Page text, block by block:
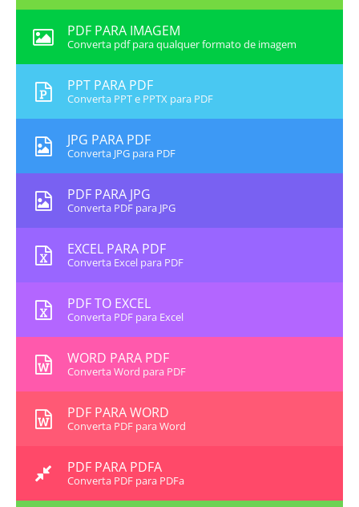
PDF PARA IMAGEM
Converta pdf para qualquer formato de imagem
PPT PARA PDF
Converta PPT e PPTX para PDF
JPG PARA PDF
Converta JPG para PDF
PDF PARA JPG
Converta PDF para JPG
EXCEL PARA PDF
Converta Excel para PDF
PDF TO EXCEL
Converta PDF para Excel
WORD PARA PDF
Converta Word para PDF
PDF PARA WORD
Converta PDF para Word
PDF PARA PDFA
Converta PDF para PDFa